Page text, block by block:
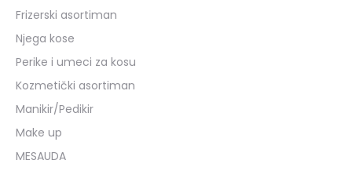
Frizerski asortiman
Njega kose
Perike i umeci za kosu
Kozmetički asortiman
Manikir/Pedikir
Make up
MESAUDA